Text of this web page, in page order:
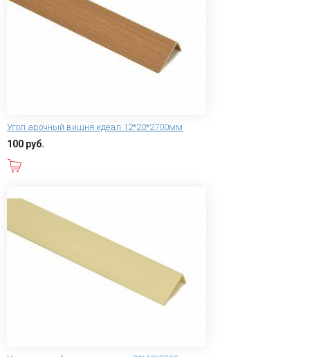
Угол арочный вишня идеал 12*20*2700мм
100 руб.